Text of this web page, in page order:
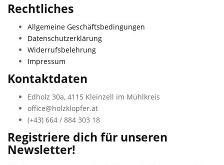
Rechtliches
Allgemeine Geschäftsbedingungen
Datenschutzerklärung
Widerrufsbelehrung
Impressum
Kontaktdaten
Edholz 30a, 4115 Kleinzell im Mühlkreis
office@holzklopfer.at
(+43) 664 / 884 303 18
Registriere dich für unseren
Newsletter!